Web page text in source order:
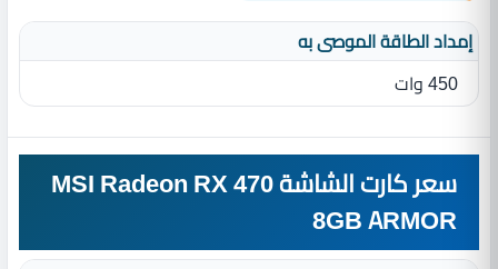
إمداد الطاقة الموصى به
450 وات
سعر كارت الشاشة MSI Radeon RX 470
8GB ARMOR